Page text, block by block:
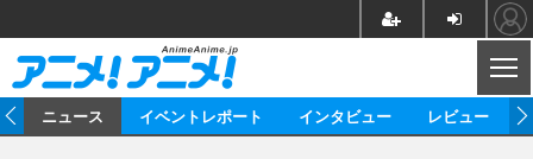
ニュース イベントレポート インタビュー レビュー